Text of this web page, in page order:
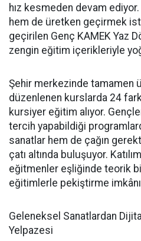
hız kesmeden devam
hem de üretken geçirmek
geçirilen Genç KAMEK Yaz
zengin eğitim içerikleriyle
Şehir merkezinde tamamen
düzenlenen kurslarda 24
kursiyer eğitim alıyor.
tercih yapabildiği
sanatlar hem de çağın
çatı altında buluşuyor.
eğitmenler eşliğinde teorik
eğitimlerle pekiştirme
Geleneksel Sanatlardan
Yelpazesi